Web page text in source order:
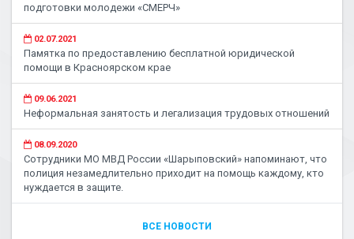
подготовки молодежи «СМЕРЧ»
02.07.2021
Памятка по предоставлению бесплатной юридической
помощи в Красноярском крае
09.06.2021
Неформальная занятость и легализация трудовых отношений
08.09.2020
Сотрудники МО МВД России «Шарыповский» напоминают, что
полиция незамедлительно приходит на помощь каждому, кто
нуждается в защите.
ВСЕ НОВОСТИ